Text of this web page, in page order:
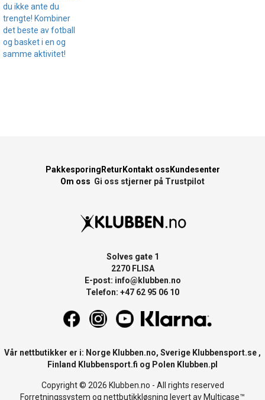
du ikke ante du
trengte! Kombiner
det beste av fotball
og basket i en og
samme aktivitet!
Pakkesporing Retur Kontakt oss Kundesenter
Om oss Gi oss stjerner på Trustpilot
Solves gate 1
2270 FLISA
E-post: info@klubben.no
Telefon: +47 62 95 06 10
Vår nettbutikker er i: Norge Klubben.no, Sverige Klubbensport.se ,
Finland Klubbensport.fi og Polen Klubben.pl
Copyright © 2026 Klubben.no - All rights reserved
Forretningssystem og nettbutikkløsning levert av Multicase™